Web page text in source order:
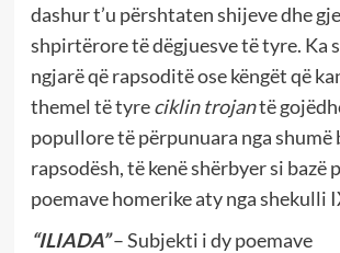
dashur t’u përshtaten shijeve dhe
shpirtërore të dëgjuesve të tyre. Ka
ngjarë që rapsoditë ose këngët që
themel të tyre ciklin trojantë
popullore të përpunuara nga shumë
rapsodësh, të kenë shërbyer si bazë
poemave homerike aty nga shekulli
“ILIADA”– Subjekti i dy poemave